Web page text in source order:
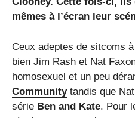
mêmes à l’écran leur
Ceux adeptes de sitcoms
bien Jim Rash et Nat
homosexuel et un peu
Communitytandis que
série Ben and Kate. Pour